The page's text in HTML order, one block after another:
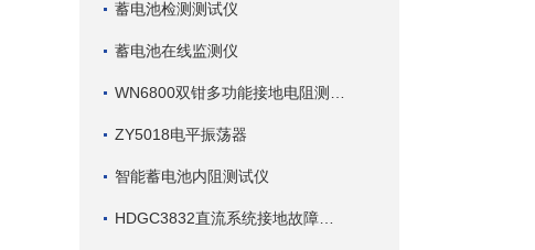
蓄电池检测测试仪
蓄电池在线监测仪
ZY5018电平振荡器
智能蓄电池内阻测试仪